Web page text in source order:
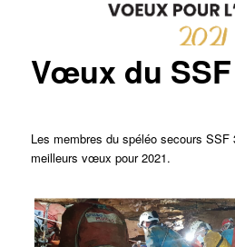
Vœux du
Les membres du spéléo secours SSF
meilleurs vœux pour 2021.